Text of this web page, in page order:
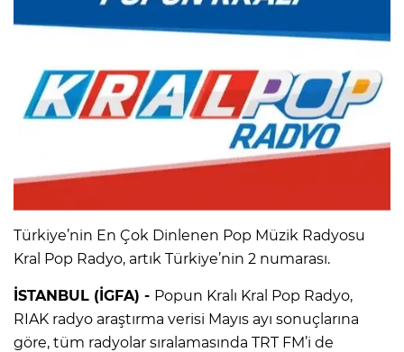
Türkiye’nin En Çok Dinlenen Pop Müzik Radyosu
Kral Pop Radyo, artık Türkiye’nin 2 numarası.
İSTANBUL (İGFA) - Popun Kralı Kral Pop Radyo,
RIAK radyo araştırma verisi Mayıs ayı sonuçlarına
göre, tüm radyolar sıralamasında TRT FM’i de